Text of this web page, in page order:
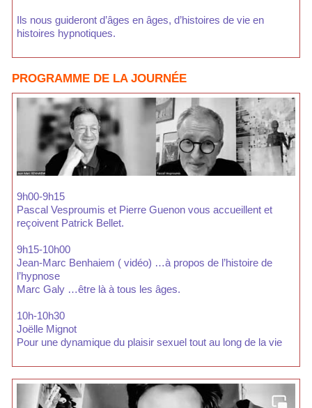
Ils nous guideront d’âges en âges, d’histoires de vie en
histoires hypnotiques.
PROGRAMME DE LA JOURNÉE
9h00-9h15
Pascal Vesproumis et Pierre Guenon vous accueillent et
reçoivent Patrick Bellet.
9h15-10h00
Jean-Marc Benhaiem ( vidéo) …à propos de l’histoire de
l’hypnose
Marc Galy …être là à tous les âges.
10h-10h30
Joëlle Mignot
Pour une dynamique du plaisir sexuel tout au long de la vie